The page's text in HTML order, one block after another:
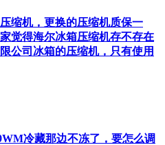
缩机，更换的压缩机质保一
觉得海尔冰箱压缩机存不存在
公司冰箱的压缩机，只有使用
冷藏那边不冻了，要怎么调